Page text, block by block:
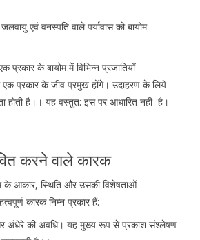
एवं वनस्पति वाले पर्यावास को बायोम
प्रकार के बायोम में विभिन्न प्रजातियाँ
प्रकार के जीव प्रमुख होंगे। उदाहरण के लिये
होती है।। यह वस्तुत: इस पर आधारित नही है।
करने वाले कारक
के आकार, स्थिति और उसकी विशेषताओं
कारक निम्न प्रकार हैं:-
अंधेरे की अवधि। यह मुख्य रूप से प्रकाश संश्लेषण